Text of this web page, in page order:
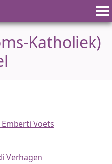
Katholiek)
Voets
Verhagen